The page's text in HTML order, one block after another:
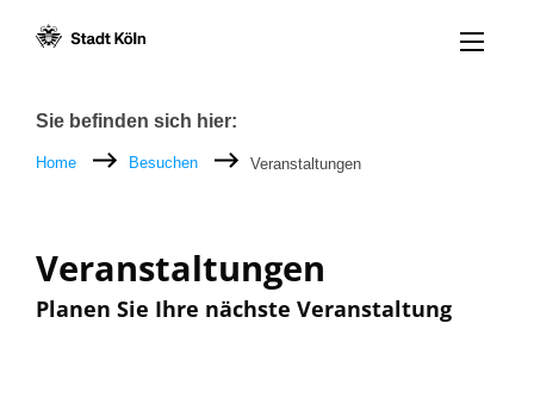
Menü
Breadcrumb
Sie befinden sich hier:
Home Besuchen Veranstaltungen
Veranstaltungen
Planen Sie Ihre nächste Veranstaltung